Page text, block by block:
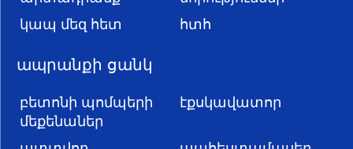
կապ մեզ հետ
հտհ
ապրանքի ցանկ
բետոնի պոմպերի
մեքենաներ
էքսկավատոր